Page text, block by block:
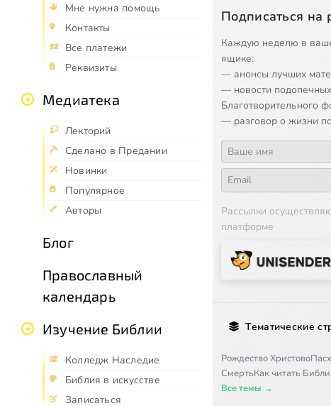
Мне нужна помощь
Контакты
Все платежи
Реквизиты
Медиатека
Лекторий
Сделано в Предании
Новинки
Популярное
Авторы
Блог
Православный
календарь
Изучение Библии
Колледж Наследие
Библия в искусстве
Записаться
Подписаться на
Каждую неделю в
ящике:
— анонсы лучших
— новости подопечных
Благотворительного
— разговор о жизни
Рассылки
платформе
Тематические
Рождество Христово
СмертьКак читать
Все темы →